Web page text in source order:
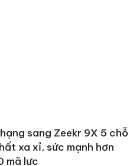
sang Zeekr 9X 5 chỗ
xa xỉ, sức mạnh hơn
mã lực